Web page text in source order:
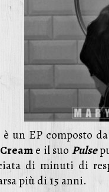
un EP composto
e il suo Pulse
di minuti di
più di 15 anni.